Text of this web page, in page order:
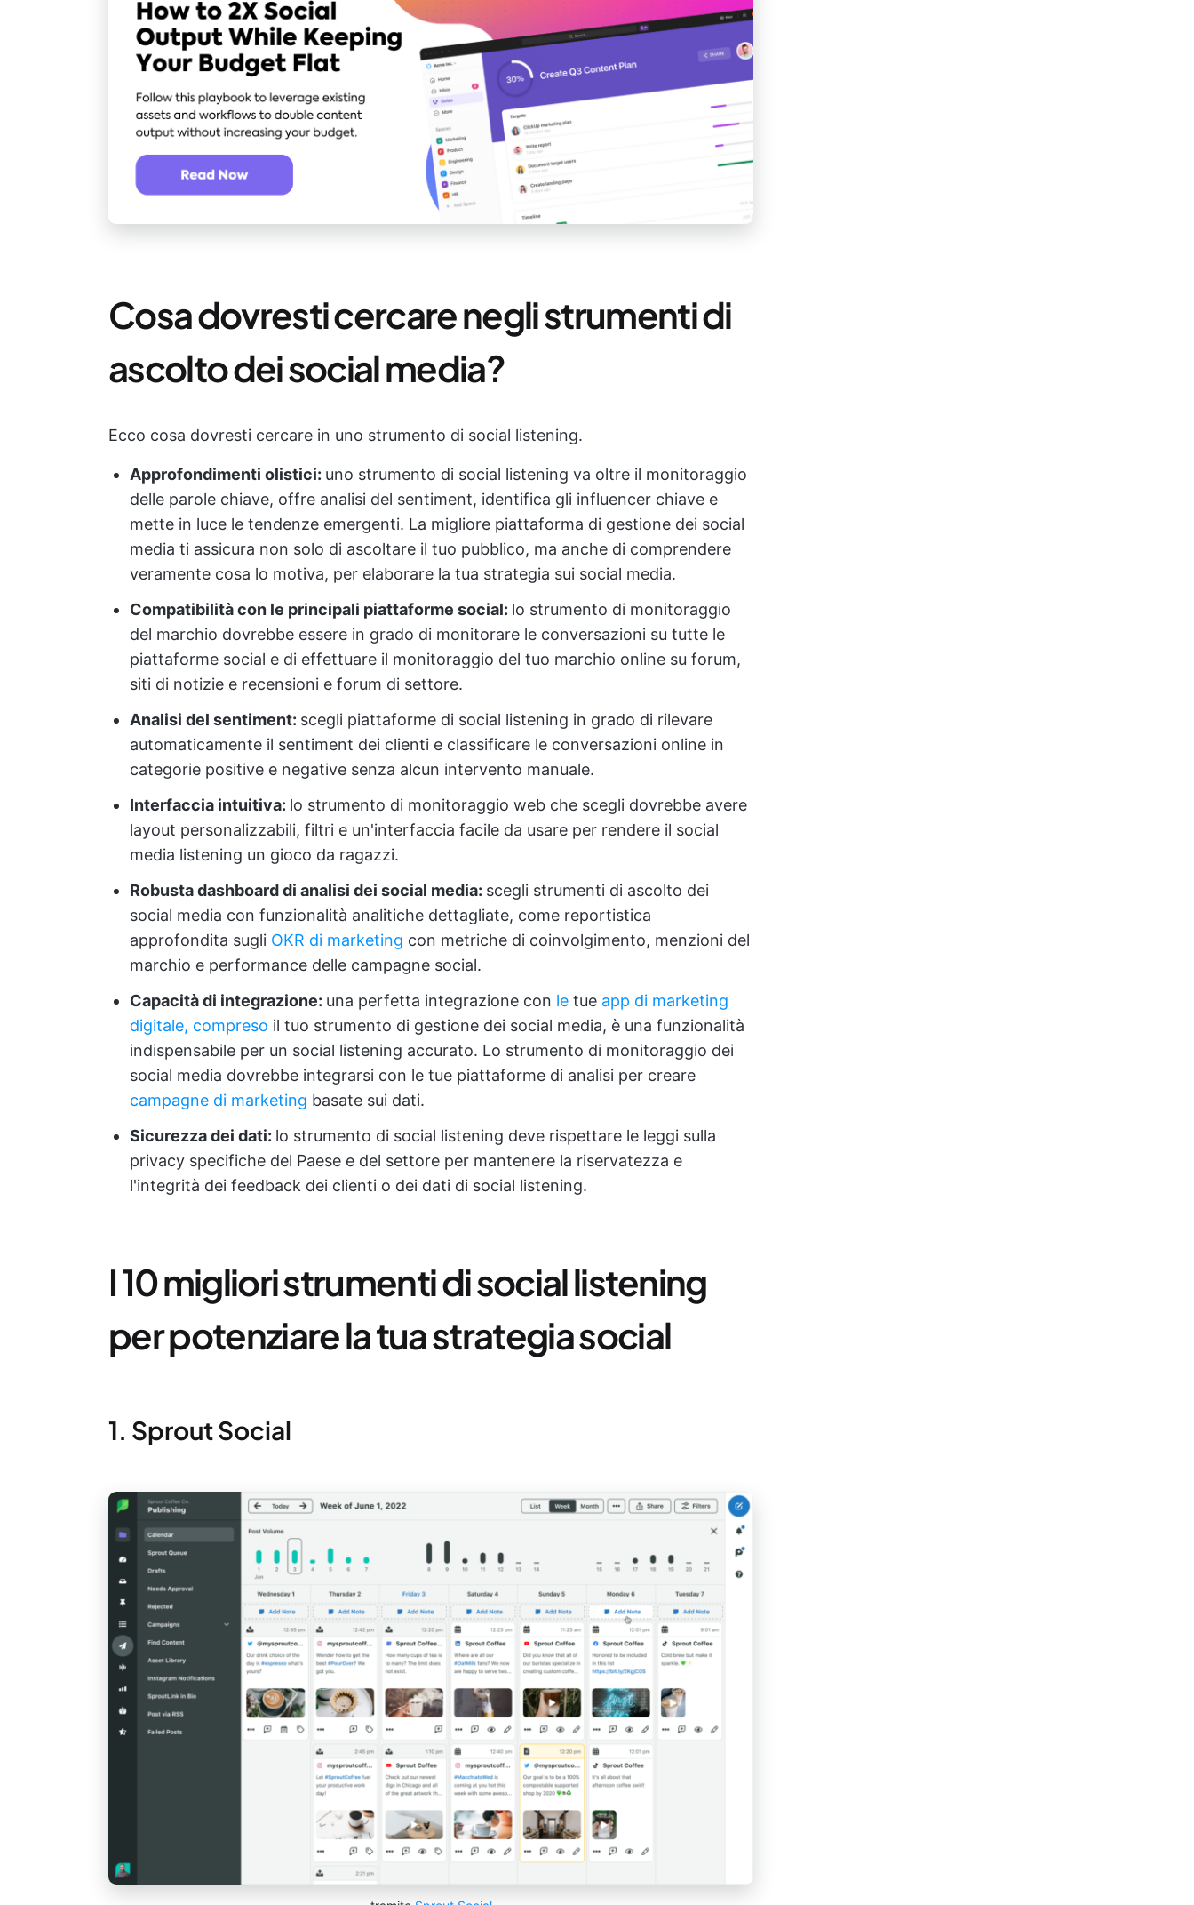
Cosa dovresti cercare negli strumenti di
ascolto dei social media?
Ecco cosa dovresti cercare in uno strumento di social listening.
Approfondimenti olistici: uno strumento di social listening va oltre il monitoraggio
delle parole chiave, offre analisi del sentiment, identifica gli influencer chiave e
mette in luce le tendenze emergenti. La migliore piattaforma di gestione dei social
media ti assicura non solo di ascoltare il tuo pubblico, ma anche di comprendere
veramente cosa lo motiva, per elaborare la tua strategia sui social media.
Compatibilità con le principali piattaforme social: lo strumento di monitoraggio
del marchio dovrebbe essere in grado di monitorare le conversazioni su tutte le
piattaforme social e di effettuare il monitoraggio del tuo marchio online su forum,
siti di notizie e recensioni e forum di settore.
Analisi del sentiment: scegli piattaforme di social listening in grado di rilevare
automaticamente il sentiment dei clienti e classificare le conversazioni online in
categorie positive e negative senza alcun intervento manuale.
Interfaccia intuitiva: lo strumento di monitoraggio web che scegli dovrebbe avere
layout personalizzabili, filtri e un'interfaccia facile da usare per rendere il social
media listening un gioco da ragazzi.
Robusta dashboard di analisi dei social media: scegli strumenti di ascolto dei
social media con funzionalità analitiche dettagliate, come reportistica
approfondita sugli OKR di marketing con metriche di coinvolgimento, menzioni del
marchio e performance delle campagne social.
Capacità di integrazione: una perfetta integrazione con le tue app di marketing
digitale, compreso il tuo strumento di gestione dei social media, è una funzionalità
indispensabile per un social listening accurato. Lo strumento di monitoraggio dei
social media dovrebbe integrarsi con le tue piattaforme di analisi per creare
campagne di marketing basate sui dati.
Sicurezza dei dati: lo strumento di social listening deve rispettare le leggi sulla
privacy specifiche del Paese e del settore per mantenere la riservatezza e
l'integrità dei feedback dei clienti o dei dati di social listening.
I 10 migliori strumenti di social listening
per potenziare la tua strategia social
1. Sprout Social